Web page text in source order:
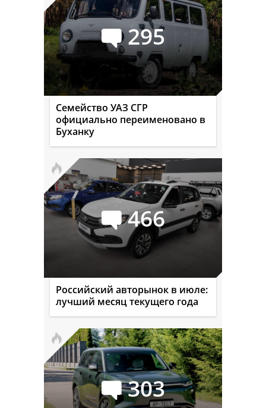
295
Семейство УАЗ СГР
официально переименовано в
Буханку
466
Российский авторынок в июле:
лучший месяц текущего года
303